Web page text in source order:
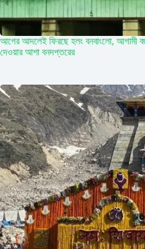
আগের আদলেই ফিরছে হলং বনবাংলো, আগামী
দেওয়ার আশা বনদপ্তরের